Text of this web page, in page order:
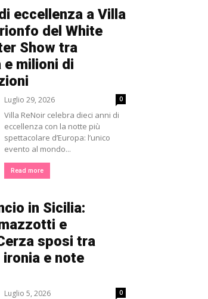
eccellenza a Villa
del White
Show tra
e milioni di
Luglio 29, 2026 0
Villa ReNoir celebra dieci anni di
eccellenza con la notte più
spettacolare d’Europa: l’unico
evento al mondo...
Read more
in Sicilia:
e
sposi tra
e note
Luglio 5, 2026 0